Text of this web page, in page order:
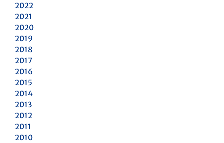
2022
2021
2020
2019
2018
2017
2016
2015
2014
2013
2012
2011
2010